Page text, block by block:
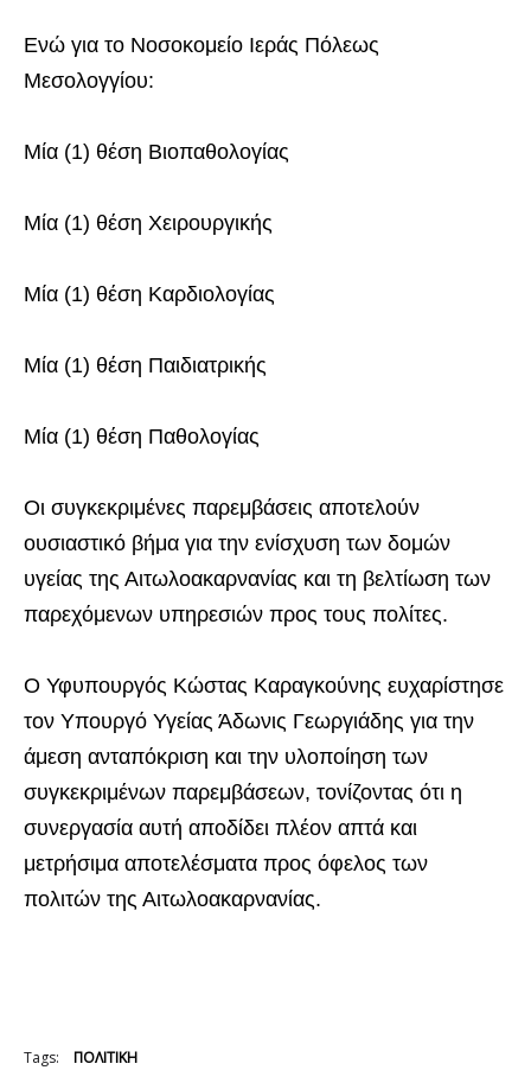
Ενώ για το Νοσοκομείο Ιεράς Πόλεως
Μεσολογγίου:
Μία (1) θέση Βιοπαθολογίας
Μία (1) θέση Χειρουργικής
Μία (1) θέση Καρδιολογίας
Μία (1) θέση Παιδιατρικής
Μία (1) θέση Παθολογίας
Οι συγκεκριμένες παρεμβάσεις αποτελούν
ουσιαστικό βήμα για την ενίσχυση των δομών
υγείας της Αιτωλοακαρνανίας και τη βελτίωση των
παρεχόμενων υπηρεσιών προς τους πολίτες.
Ο Υφυπουργός Κώστας Καραγκούνης ευχαρίστησε
τον Υπουργό Υγείας Άδωνις Γεωργιάδης για την
άμεση ανταπόκριση και την υλοποίηση των
συγκεκριμένων παρεμβάσεων, τονίζοντας ότι η
συνεργασία αυτή αποδίδει πλέον απτά και
μετρήσιμα αποτελέσματα προς όφελος των
πολιτών της Αιτωλοακαρνανίας.
Tags: ΠΟΛΙΤΙΚΗ